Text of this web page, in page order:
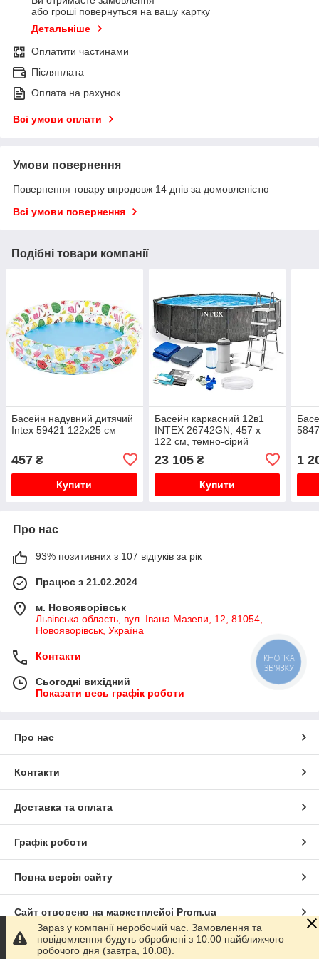
або гроші повернуться на вашу картку
Детальніше
Оплатити частинами
Післяплата
Оплата на рахунок
Всі умови оплати
Умови повернення
Повернення товару впродовж 14 днів за домовленістю
Всі умови повернення
Подібні товари компанії
Басейн надувний дитячий
Intex 59421 122x25 см
457 ₴
Купити
Басейн каркасний 12в1
INTEX 26742GN, 457 x
122 см, темно-сірий
23 105₴
Купити
1
Про нас
93% позитивних з 107 відгуків за рік
Працює з 21.02.2024
м. Новояворівськ
Львівська область, вул. Івана Мазепи, 12, 81054,
Новояворівськ, Україна
Контакти
Сьогодні вихідний
Показати весь графік роботи
Про нас
Контакти
Доставка та оплата
Графік роботи
Повна версія сайту
Сайт створено на маркетплейсі Prom.ua
Політика конфіденційності
Зараз у компанії неробочий час. Замовлення та
повідомлення будуть оброблені з 10:00 найближчого
робочого дня (завтра, 10.08).
КНОПКА
ЗВ'ЯЗКУ